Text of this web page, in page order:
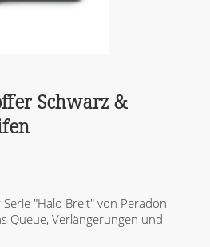
Schwarz &
"Halo Breit" von Peradon
Queue, Verlängerungen und